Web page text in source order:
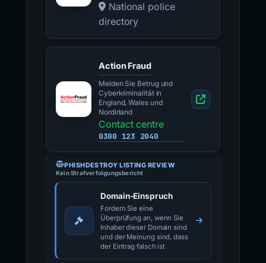
National police
directory
Action Fraud
Melden Sie Betrug und
Cyberkriminalität in
England, Wales und
Nordirland
Contact centre
0300 123 2040
PHISHDESTROY LISTING REVIEW
Kein Strafverfolgungsbericht
Domain-Einspruch
Fordern Sie eine
Überprüfung an, wenn Sie
Inhaber dieser Domain sind
und der Meinung sind, dass
der Eintrag falsch ist